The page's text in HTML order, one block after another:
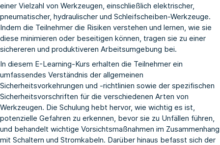
einer Vielzahl von Werkzeugen, einschließlich elektrischer,
pneumatischer, hydraulischer und Schleifscheiben-Werkzeuge.
Indem die Teilnehmer die Risiken verstehen und lernen, wie sie
diese minimieren oder beseitigen können, tragen sie zu einer
sichereren und produktiveren Arbeitsumgebung bei.
In diesem E-Learning-Kurs erhalten die Teilnehmer ein
umfassendes Verständnis der allgemeinen
Sicherheitsvorkehrungen und -richtlinien sowie der spezifischen
Sicherheitsvorschriften für die verschiedenen Arten von
Werkzeugen. Die Schulung hebt hervor, wie wichtig es ist,
potenzielle Gefahren zu erkennen, bevor sie zu Unfällen führen,
und behandelt wichtige Vorsichtsmaßnahmen im Zusammenhang
mit Schaltern und Stromkabeln. Darüber hinaus befasst sich der